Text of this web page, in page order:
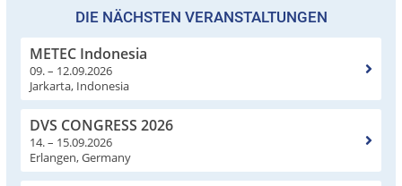
DIE NÄCHSTEN VERANSTALTUNGEN
METEC Indonesia
09. – 12.09.2026
Jarkarta, Indonesia
DVS CONGRESS 2026
14. – 15.09.2026
Erlangen, Germany